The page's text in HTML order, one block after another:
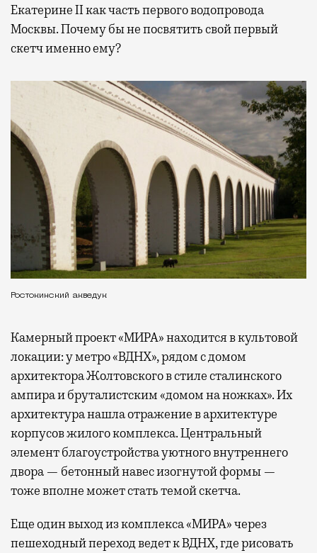
Екатерине II как часть первого водопровода
Москвы. Почему бы не посвятить свой первый
скетч именно ему?
Ростокинский акведук
Камерный проект «МИРА» находится в культовой
локации: у метро «ВДНХ», рядом с домом
архитектора Жолтовского в стиле сталинского
ампира и бруталистским «домом на ножках». Их
архитектура нашла отражение в архитектуре
корпусов жилого комплекса. Центральный
элемент благоустройства уютного внутреннего
двора — бетонный навес изогнутой формы —
тоже вполне может стать темой скетча.
Еще один выход из комплекса «МИРА» через
пешеходный переход ведет к ВДНХ, где рисовать